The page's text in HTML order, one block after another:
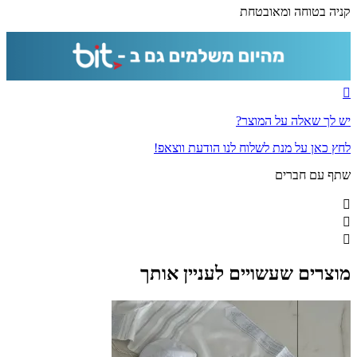
קניה בטוחה ומאובטחת
יש לך שאלה על המוצר?
לחץ כאן על מנת לשלוח לנו הודעת ווצאפ!
שתף עם חברים
מוצרים שעשויים לעניין אותך